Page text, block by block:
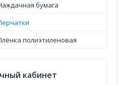
бумага
полиэтиленовая
кабинет